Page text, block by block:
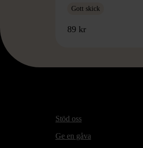
Gott skick
89 kr
Stöd oss
Ge en gåva